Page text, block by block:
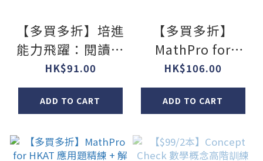
【多買多折】培進
能力飛躍：閱讀理
解及策略特訓 小一
HK$91.00
ADD TO CART
【多買多折】
MathPro for
HKAT Mastering
Math Problems
1A
HK$106.00
ADD TO CART